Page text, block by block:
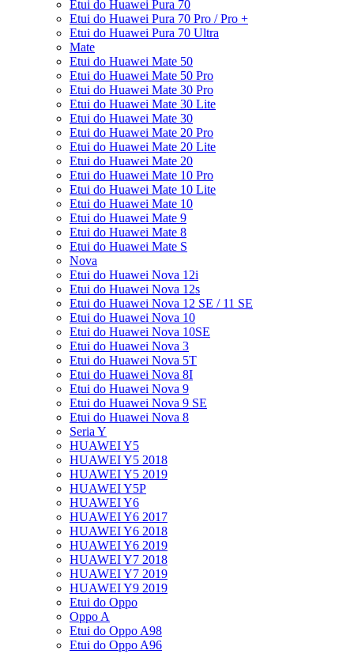
Etui do Huawei Pura 70
Etui do Huawei Pura 70 Pro / Pro +
Etui do Huawei Pura 70 Ultra
Mate
Etui do Huawei Mate 50
Etui do Huawei Mate 50 Pro
Etui do Huawei Mate 30 Pro
Etui do Huawei Mate 30 Lite
Etui do Huawei Mate 30
Etui do Huawei Mate 20 Pro
Etui do Huawei Mate 20 Lite
Etui do Huawei Mate 20
Etui do Huawei Mate 10 Pro
Etui do Huawei Mate 10 Lite
Etui do Huawei Mate 10
Etui do Huawei Mate 9
Etui do Huawei Mate 8
Etui do Huawei Mate S
Nova
Etui do Huawei Nova 12i
Etui do Huawei Nova 12s
Etui do Huawei Nova 12 SE / 11 SE
Etui do Huawei Nova 10
Etui do Huawei Nova 10SE
Etui do Huawei Nova 3
Etui do Huawei Nova 5T
Etui do Huawei Nova 8I
Etui do Huawei Nova 9
Etui do Huawei Nova 9 SE
Etui do Huawei Nova 8
Seria Y
HUAWEI Y5
HUAWEI Y5 2018
HUAWEI Y5 2019
HUAWEI Y5P
HUAWEI Y6
HUAWEI Y6 2017
HUAWEI Y6 2018
HUAWEI Y6 2019
HUAWEI Y7 2018
HUAWEI Y7 2019
HUAWEI Y9 2019
Etui do Oppo
Oppo A
Etui do Oppo A98
Etui do Oppo A96